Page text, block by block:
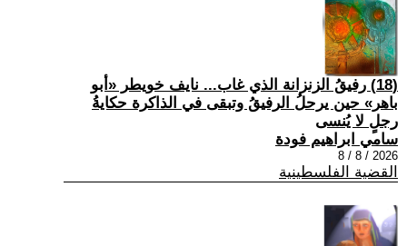
(18) رفيقُ الزنزانة الذي غاب... نايف خويطر «أبو
باهر» حين يرحلُ الرفيقُ وتبقى في الذاكرة حكايةُ
رجلٍ لا يُنسى
سامي ابراهيم فودة
2026 / 8 / 8
القضية الفلسطينية